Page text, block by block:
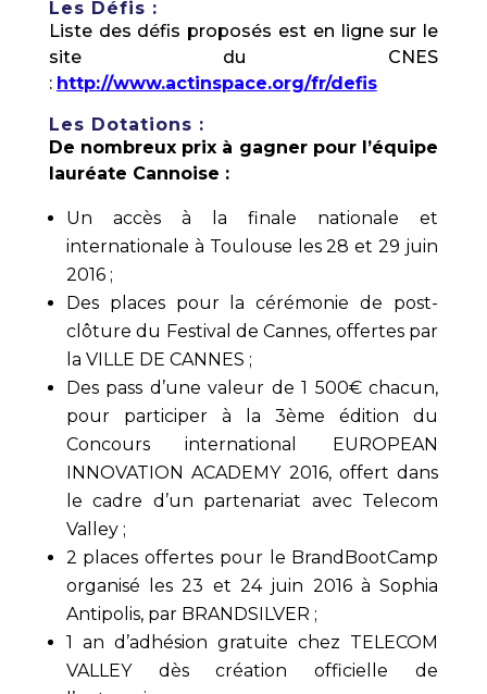
Les Défis :
Liste des défis proposés est en ligne sur le
site du CNES
: http://www.actinspace.org/fr/defis
Les Dotations :
De nombreux prix à gagner pour l’équipe
lauréate Cannoise :
Un accès à la finale nationale et
internationale à Toulouse les 28 et 29 juin
2016 ;
Des places pour la cérémonie de post-
clôture du Festival de Cannes, offertes par
la VILLE DE CANNES ;
Des pass d’une valeur de 1 500€ chacun,
pour participer à la 3ème édition du
Concours international EUROPEAN
INNOVATION ACADEMY2016, offert dans
le cadre d’un partenariat avec Telecom
Valley ;
2 places offertes pour le BrandBootCamp
organisé les 23 et 24 juin 2016 à Sophia
Antipolis, par BRANDSILVER ;
1 an d’adhésion gratuite chez TELECOM
VALLEY dès création officielle de